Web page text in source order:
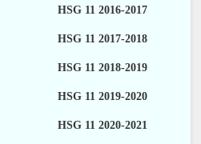
HSG 11 2016-2017
HSG 11 2017-2018
HSG 11 2018-2019
HSG 11 2019-2020
HSG 11 2020-2021